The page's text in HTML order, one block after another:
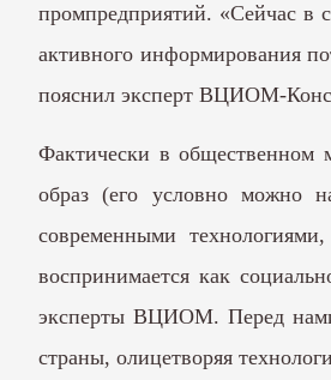
промпредприятий. «Сейчас в
активного информирования
пояснил эксперт ВЦИОМ-
Фактически в общественном
образ (его условно можно
современными
воспринимается как
эксперты ВЦИОМ. Перед нами
страны, олицетворяя